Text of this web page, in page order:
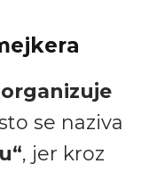
organizuje
se naziva
, jer kroz